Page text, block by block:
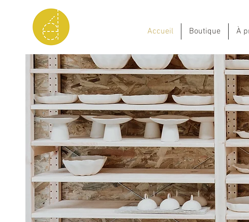
Accueil Boutique À